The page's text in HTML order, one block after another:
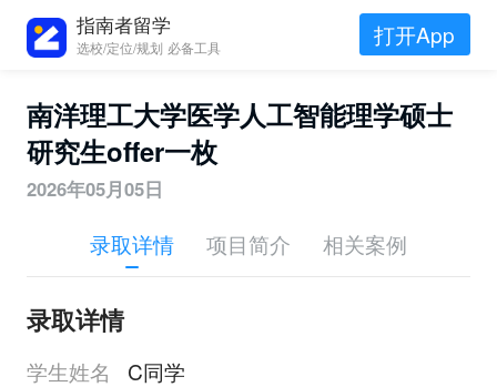
指南者留学
选校/定位/规划 必备工具 打开App
南洋理工大学医学人工智能理学硕士
研究生offer一枚
2026年05月05日
录取详情 项目简介 相关案例
录取详情
学生姓名
C同学